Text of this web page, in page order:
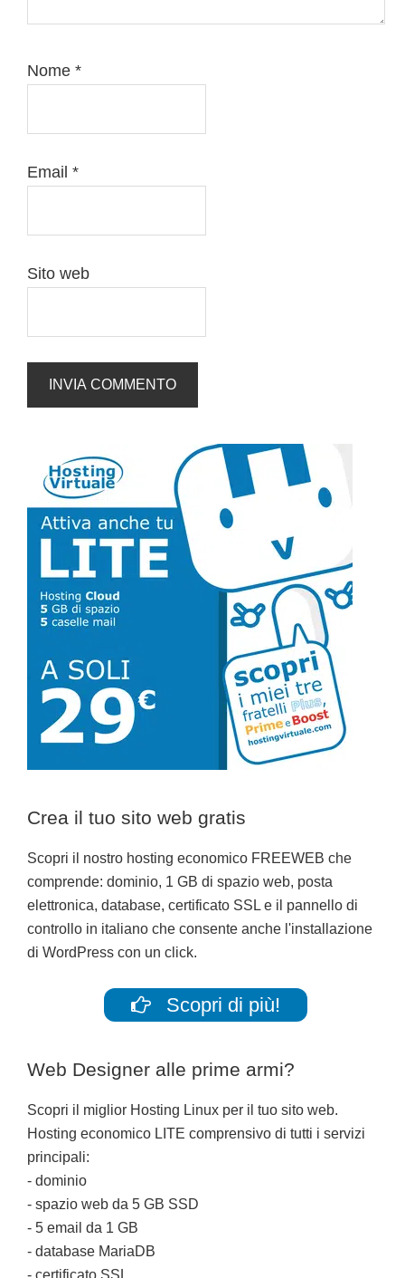
Nome *
Email *
Sito web
Barra
laterale
primaria
Crea il tuo sito web gratis
Scopri il nostro hosting economico FREEWEB che
comprende: dominio, 1 GB di spazio web, posta
elettronica, database, certificato SSL e il pannello di
controllo in italiano che consente anche l'installazione
di WordPress con un click.
Scopri di più!
Web Designer alle prime armi?
Scopri il miglior Hosting Linux per il tuo sito web.
Hosting economico LITE comprensivo di tutti i servizi
principali:
- dominio
- spazio web da 5 GB SSD
- 5 email da 1 GB
- database MariaDB